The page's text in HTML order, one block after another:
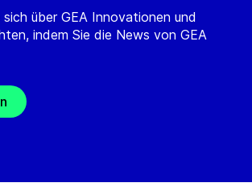
über GEA Innovationen und
indem Sie die News von GEA